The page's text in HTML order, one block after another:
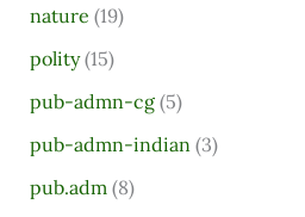
nature (19)
polity(15)
pub-admn-cg(5)
pub-admn-indian(3)
pub.adm(8)